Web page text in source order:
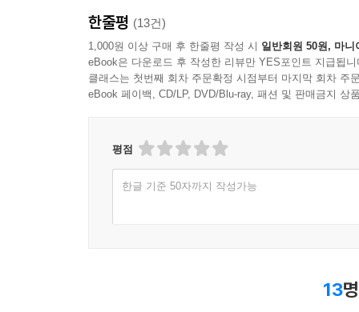
한줄평 (13건)
1,000원 이상 구매 후 한줄평 작성 시 일반회원 50원, 마니
eBook은 다운로드 후 작성한 리뷰만 YES포인트 지급됩니
클래스는 첫번째 회차 주문확정 시점부터 마지막 회차 주
eBook 페이백, CD/LP, DVD/Blu-ray, 패션 및 판매금지 상
평점
한글 기준 50자까지 작성가능
13